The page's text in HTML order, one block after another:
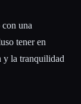
con una
tener en
y la tranquilidad